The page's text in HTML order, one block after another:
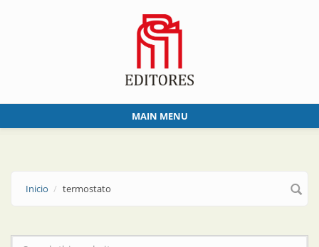
MAIN MENU
Inicio termostato